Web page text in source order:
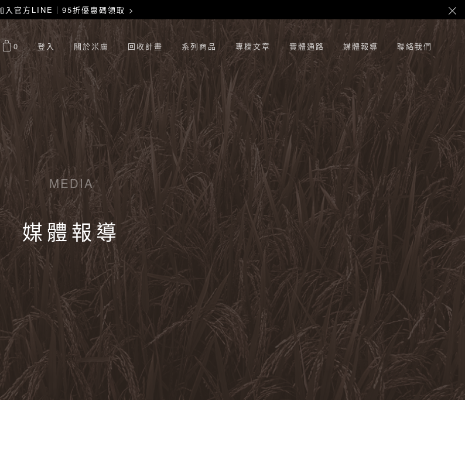
入官方LINE｜95折優惠碼領取 >
0 登入 關於米膚 回收計畫 系列商品 專欄文章 實體通路 媒體報導 聯絡我們
MEDIA
媒體報導